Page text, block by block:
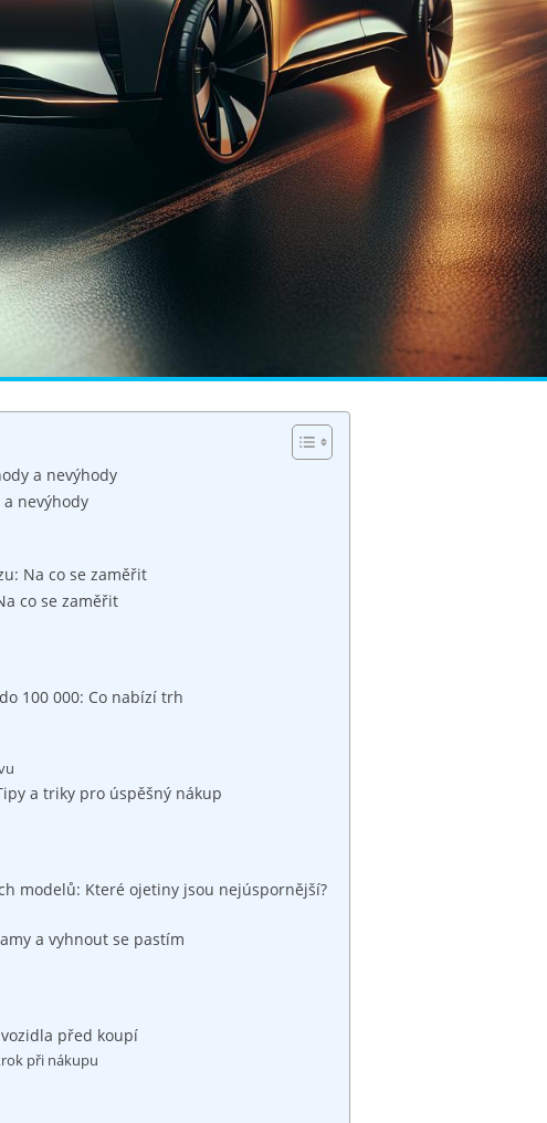
a nevýhody
nevýhody
Na co se zaměřit
co se zaměřit
100 000: Co nabízí trh
a triky pro úspěšný nákup
modelů: Které ojetiny jsou nejúspornější?
a vyhnout se pastím
před koupí
při nákupu